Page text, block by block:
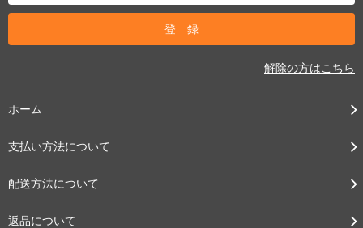
解除の方はこちら
ホーム
支払い方法について
配送方法について
返品について